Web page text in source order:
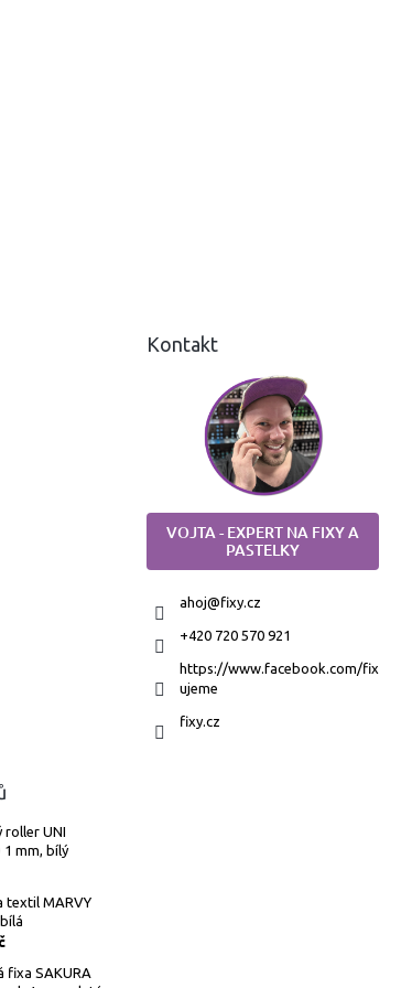
Kontakt
VOJTA - EXPERT NA FIXY A
PASTELKY
ahoj@fixy.cz
+420 720 570 921
https://www.facebook.com/fix
ujeme
fixy.cz
roller UNI
1 mm, bílý
textil MARVY
fixa SAKURA